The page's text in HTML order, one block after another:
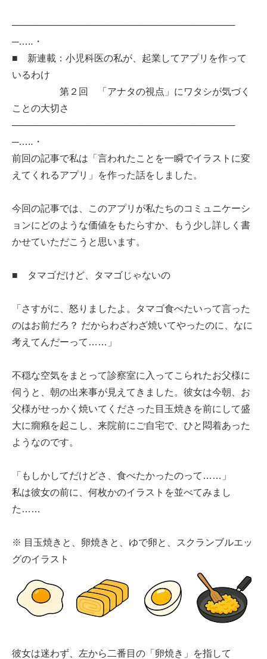
──────────────────────────────────
─…‥・
■ 新連載：小児科医の私が、起業してアプリを作って
いるわけ
第２回 「アナタの視点」にワタシが気づく
ことの大切さ
──────────────────────────────────
─…‥・
前回の記事で私は「言われたことを一瞬でイラストに変
えてくれるアプリ」を作った話をしました。
今回の記事では、このアプリが私たちのコミュニケーシ
ョンにどのような価値をもたらすか、もう少し詳しく書
かせていただこうと思います。
■ タマゴだけど、タマゴじゃないの
「さすがに、怒りましたよ。タマゴ食べたいって言った
のはお前だろ？ だからわざわざ焼いてやったのに、なに
考えてんだーって……」
不穏な空気をまとって診察室に入ってこられたお父様に
伺うと、朝の出来事が見えてきました。彼女は今朝、お
父様がせっかく焼いてくださった目玉焼きを前にして盛
大に癇癪を起こし、来院前にご自宅で、ひと悶着あった
ようなのです。
「もしかしてだけどさ、食べたかったのって……」
私は彼女の前に、何枚かのイラストを並べてみまし
た……
※ 目玉焼きと、卵焼きと、ゆで卵と、スクランブルエッ
グのイラスト
彼女は迷わず、左から二番目の「卵焼き」を指して